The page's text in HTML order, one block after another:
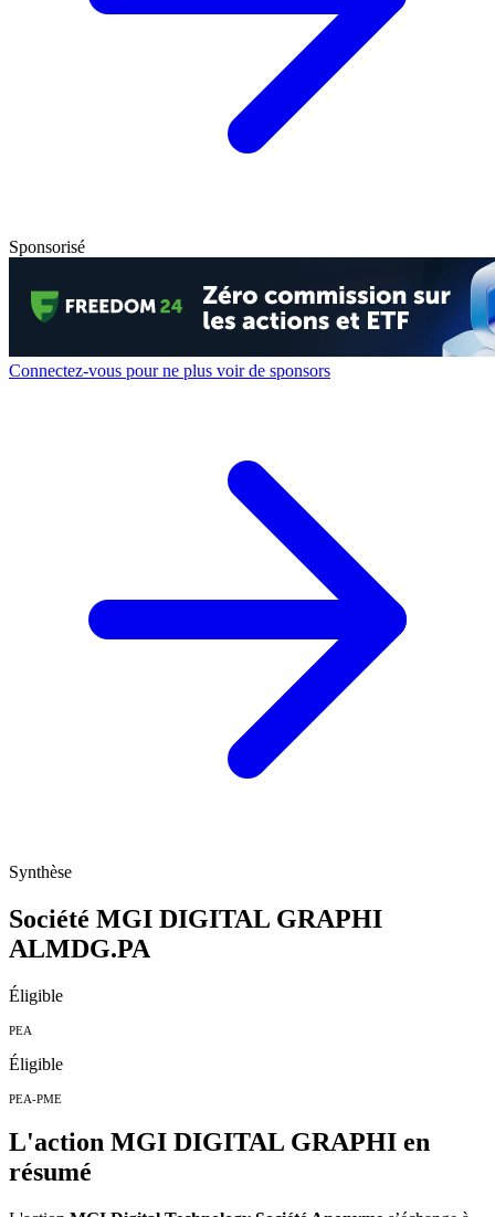
Sponsorisé
Connectez-vous pour ne plus voir de sponsors
Synthèse
Société MGI DIGITAL GRAPHI
ALMDG.PA
Éligible
PEA
Éligible
PEA-PME
L'action MGI DIGITAL GRAPHI en
résumé